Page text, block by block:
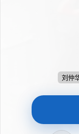
一起持枪抢劫案展开
而劫匪又神秘失踪。
刘仲